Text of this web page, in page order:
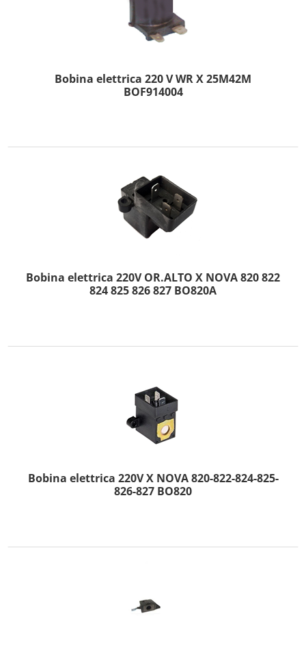
Bobina elettrica 220 V WR X 25M42M
BOF914004
Bobina elettrica 220V OR.ALTO X NOVA 820 822
824 825 826 827 BO820A
Bobina elettrica 220V X NOVA 820-822-824-825-
826-827 BO820